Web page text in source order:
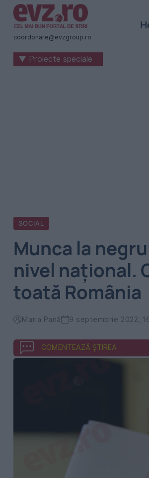
Știri
naționale
internaționale
coordonare@evzgroup.ro
▼ Proiecte speciale
SOCIAL
Munca la
nivel național.
toată România
Maria Pană 9 septembrie 2022,
COMENTEAZĂ ȘTIREA